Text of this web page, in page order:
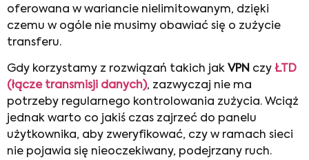
oferowana w wariancie nielimitowanym, dzięki
czemu w ogóle nie musimy obawiać się o zużycie
transferu.
Gdy korzystamy z rozwiązań takich jak VPN czy ŁTD
(łącze transmisji danych), zazwyczaj nie ma
potrzeby regularnego kontrolowania zużycia. Wciąż
jednak warto co jakiś czas zajrzeć do panelu
użytkownika, aby zweryfikować, czy w ramach sieci
nie pojawia się nieoczekiwany, podejrzany ruch.